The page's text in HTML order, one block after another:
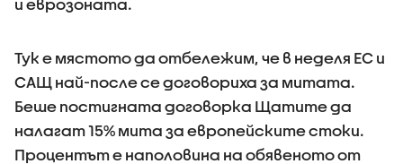
и еврозоната.
Тук е мястото да отбележим, че в неделя ЕС и
САЩ най-после се договориха за митата.
Беше постигната договорка Щатите да
налагат 15% мита за европейските стоки.
Процентът е наполовина на обявеното от